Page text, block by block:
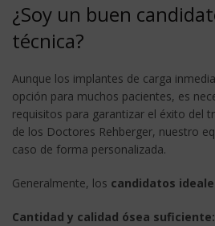
¿Soy un buen
técnica?
Aunque los implantes de carga
opción para muchos pacientes, es
requisitos para garantizar el éxito del
de los Doctores Rehberger, nuestro
caso de forma personalizada.
Generalmente, los candidatos
Cantidad y calidad ósea suficiente: